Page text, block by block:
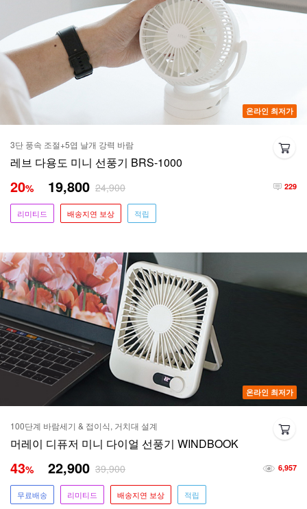
온라인 최저가
3단 풍속 조절+5엽 날개 강력 바람
레브 다용도 미니 선풍기 BRS-1000
229
20% 19,800 24,900
리미티드 배송지연 보상 적립
온라인 최저가
100단계 바람세기 & 접이식, 거치대 설계
머레이 디퓨저 미니 다이얼 선풍기 WINDBOOK
6,957
43% 22,900 39,900
무료배송 리미티드 배송지연 보상 적립